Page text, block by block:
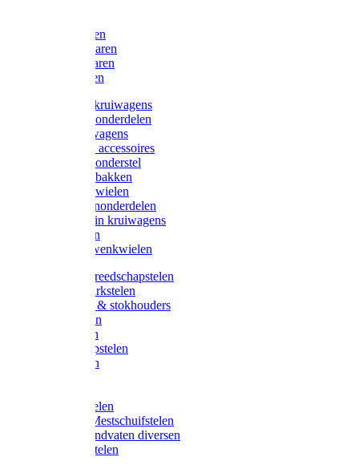
Snoeischaren
Heggenscharen
Takkenscharen
Snoeimessen
Landbouwkruiwagens
Kruiwagenonderdelen
Bouwkruiwagens
Kruiwagen accessoires
Kruiwagenonderstel
Kruiwagenbakken
Kruiwagenwielen
Steekwagenonderdelen
Huis en Tuin kruiwagens
Steekwagen
Bok- en Zwenkwielen
Overige gereedschapstelen
Bezem-/Harkstelen
Handvaten & stokhouders
Hamerstelen
Spadestelen
Graanschopstelen
Schopstelen
Gardena stelen
Sneeuw- /Mestschuifstelen
Stelen / Handvaten diversen
Telescoopstelen